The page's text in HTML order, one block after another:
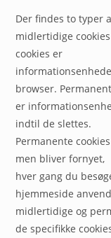
Der findes to typer
midlertidige
cookies er
browser.
er
indtil de slettes.
Permanente
men bliver fornyet,
hver gang du
hjemmeside
midlertidige og
de specifikke